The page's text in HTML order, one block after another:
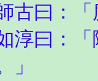
：「度
：「隊
」